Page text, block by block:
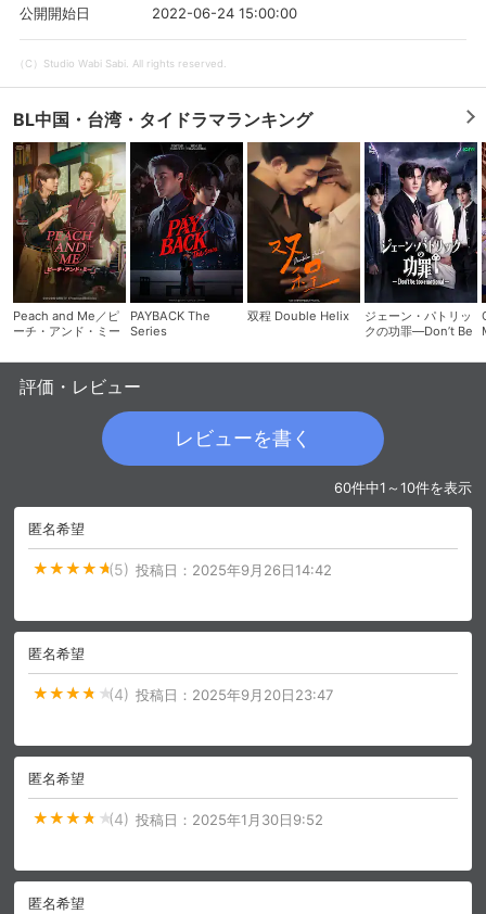
視聴デバイス一覧
パスコード設定
求められるのでお子さまがいても安心で
メルマガ
メルマガの配信停止、配信先のメールアド
レスの変更が可能です。
定額見放題解約
定額見放題コンテンツの解約はこちらから
可能です。
公開開始日 2022-06-24 15:00:00
（C）Studio Wabi Sabi. All rights reserved.
BL中国・台湾・タイドラマランキング
Peach and Me／ピ
ーチ・アンド・ミー
PAYBACK The
Series
双程 Double Helix
ジェーン・パトリッ
クの功罪―Don’t Be
評価・レビュー
レビューを書く
60件中1～10件を表示
匿名希望
(5) 投稿日： 2025年9月26日14:42
匿名希望
(4) 投稿日： 2025年9月20日23:47
匿名希望
(4) 投稿日： 2025年1月30日9:52
匿名希望